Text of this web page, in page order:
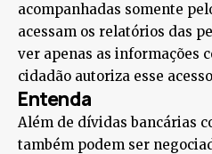
acompanhadas somente
acessam os relatórios das
ver apenas as informações
cidadão autoriza esse
Entenda
Além de dívidas bancárias
também podem ser